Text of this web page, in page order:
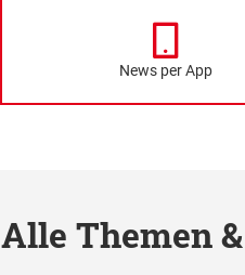
News per App
Alle Themen